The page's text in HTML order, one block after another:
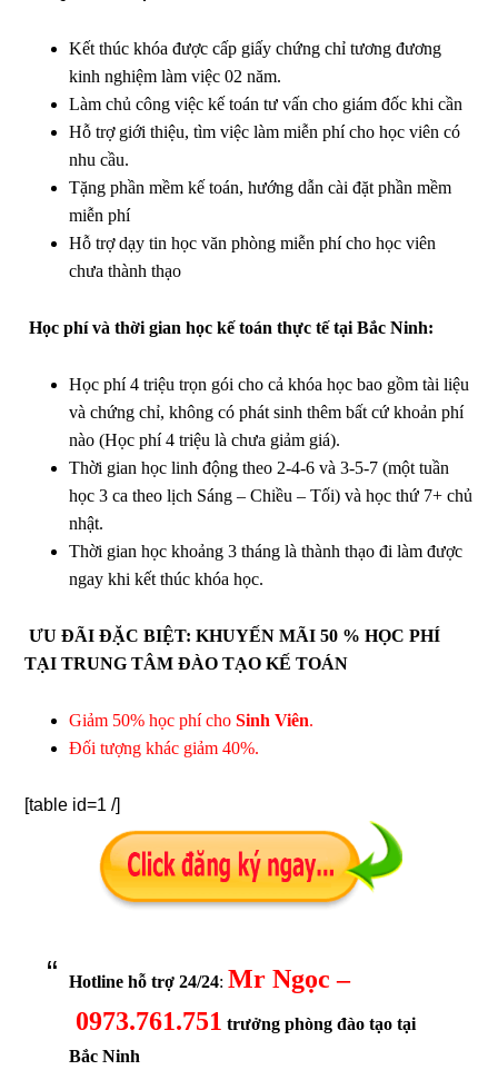
Kết thúc khóa được cấp giấy chứng chỉ tương đương
kinh nghiệm làm việc 02 năm.
Làm chủ công việc kế toán tư vấn cho giám đốc khi cần
Hỗ trợ giới thiệu, tìm việc làm miễn phí cho học viên có
nhu cầu.
Tặng phần mềm kế toán, hướng dẫn cài đặt phần mềm
miễn phí
Hỗ trợ dạy tin học văn phòng miễn phí cho học viên
chưa thành thạo
Học phí và thời gian học kế toán thực tế tại Bắc Ninh:
Học phí 4 triệu trọn gói cho cả khóa học bao gồm tài liệu
và chứng chỉ, không có phát sinh thêm bất cứ khoản phí
nào (Học phí 4 triệu là chưa giảm giá).
Thời gian học linh động theo 2-4-6 và 3-5-7 (một tuần
học 3 ca theo lịch Sáng – Chiều – Tối) và học thứ 7+ chủ
nhật.
Thời gian học khoảng 3 tháng là thành thạo đi làm được
ngay khi kết thúc khóa học.
ƯU ĐÃI ĐẶC BIỆT: KHUYẾN MÃI 50 % HỌC PHÍ
TẠI TRUNG TÂM ĐÀO TẠO KẾ TOÁN
Giảm 50% học phí choSinh Viên.
Đối tượng khác giảm 40%.
[table id=1 /]
Hotline hỗ trợ 24/24: Mr Ngọc –
0973.761.751 trưởng phòng đào tạo tại
Bắc Ninh